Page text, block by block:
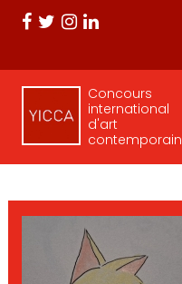
Concours
international
d'art
contemporain